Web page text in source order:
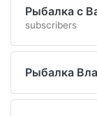
Рыбалка с
subscribers
Рыбалка